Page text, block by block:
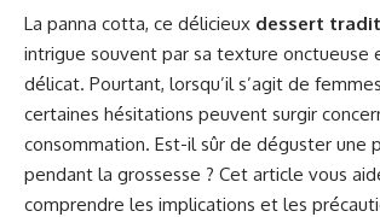
La panna cotta, ce délicieux dessert
intrigue souvent par sa texture onctueuse
délicat. Pourtant, lorsqu’il s’agit de
certaines hésitations peuvent surgir
consommation. Est-il sûr de déguster une
pendant la grossesse ? Cet article vous
comprendre les implications et les